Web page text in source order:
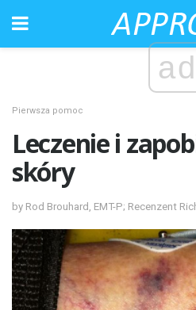
ad
Pierwsza pomoc
Leczenie i
skóry
by Rod Brouhard, EMT-P; Recenzent